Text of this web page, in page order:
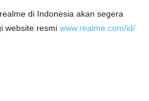
di Indonesia akan segera
website resmi www.realme.com/id/